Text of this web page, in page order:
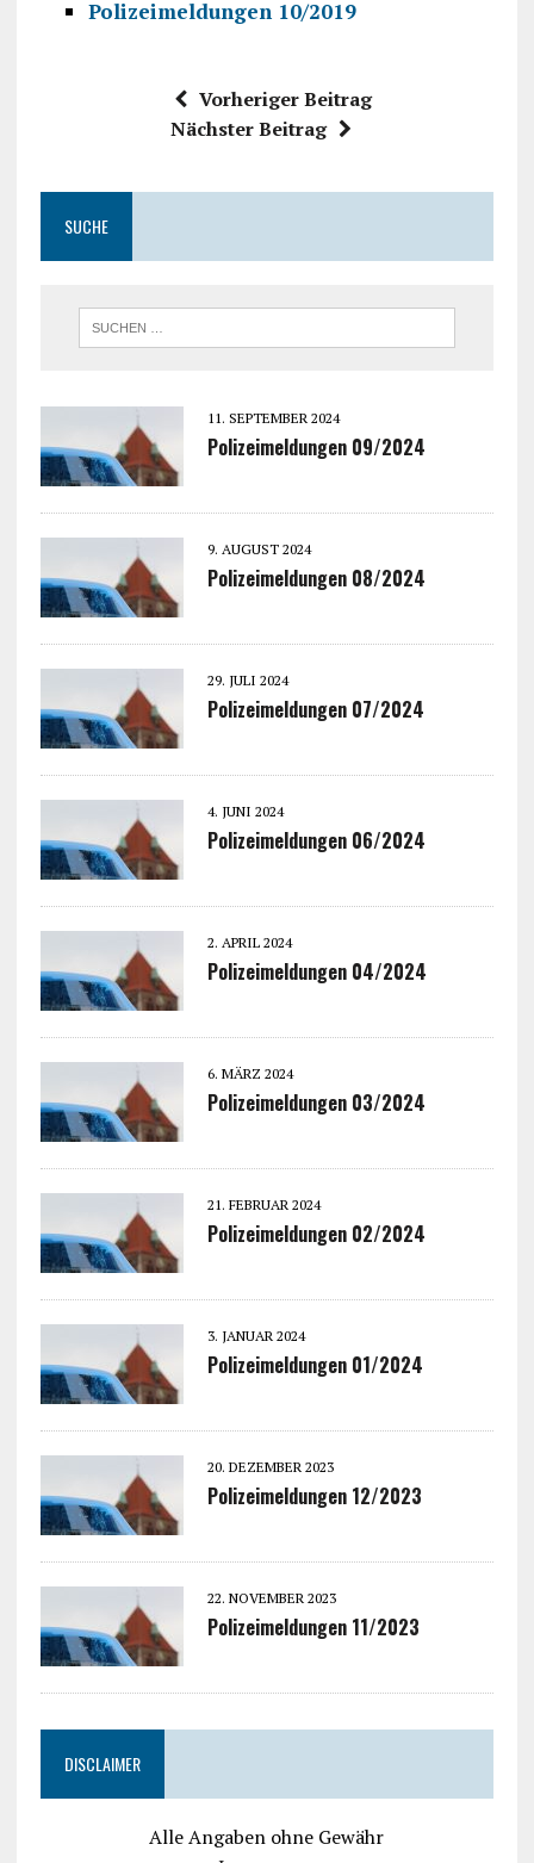
Polizeimeldungen 10/2019
Vorheriger Beitrag
Nächster Beitrag
SUCHE
11. SEPTEMBER 2024
Polizeimeldungen 09/2024
9. AUGUST 2024
Polizeimeldungen 08/2024
29. JULI 2024
Polizeimeldungen 07/2024
4. JUNI 2024
Polizeimeldungen 06/2024
2. APRIL 2024
Polizeimeldungen 04/2024
6. MÄRZ 2024
Polizeimeldungen 03/2024
21. FEBRUAR 2024
Polizeimeldungen 02/2024
3. JANUAR 2024
Polizeimeldungen 01/2024
20. DEZEMBER 2023
Polizeimeldungen 12/2023
22. NOVEMBER 2023
Polizeimeldungen 11/2023
DISCLAIMER
Alle Angaben ohne Gewähr